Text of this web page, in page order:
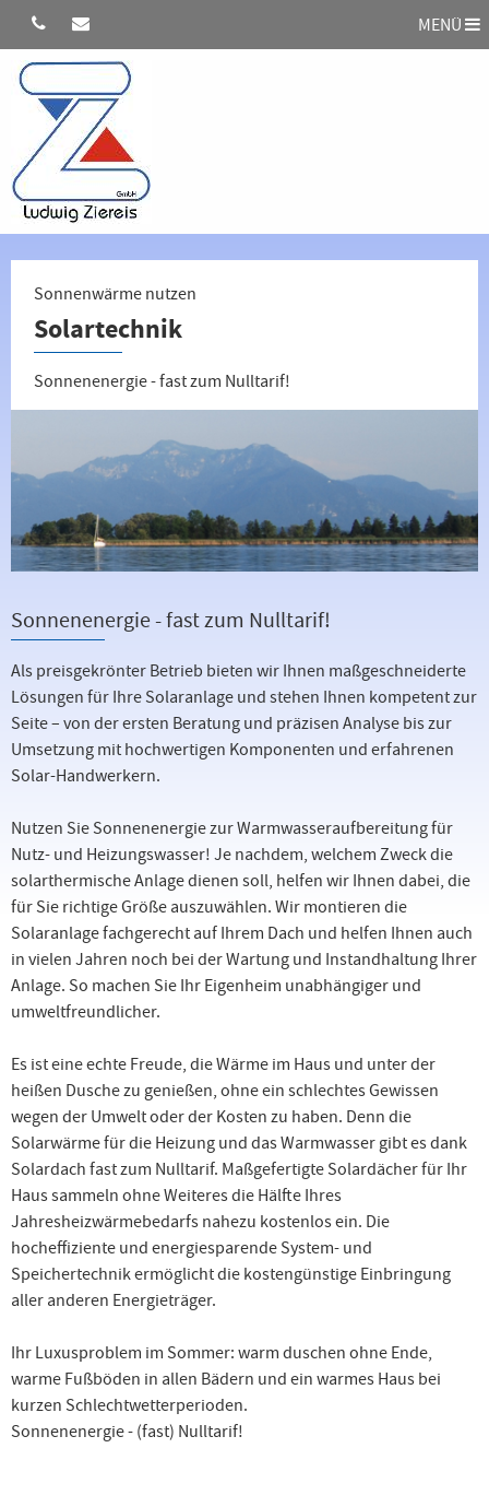
MENÜ
Sonnenwärme nutzen
Solartechnik
Sonnenenergie - fast zum Nulltarif!
Sonnenenergie - fast zum Nulltarif!
Als preisgekrönter Betrieb bieten wir Ihnen maßgeschneiderte
Lösungen für Ihre Solaranlage und stehen Ihnen kompetent zur
Seite – von der ersten Beratung und präzisen Analyse bis zur
Umsetzung mit hochwertigen Komponenten und erfahrenen
Solar-Handwerkern.
Nutzen Sie Sonnenenergie zur Warmwasseraufbereitung für
Nutz- und Heizungswasser! Je nachdem, welchem Zweck die
solarthermische Anlage dienen soll, helfen wir Ihnen dabei, die
für Sie richtige Größe auszuwählen. Wir montieren die
Solaranlage fachgerecht auf Ihrem Dach und helfen Ihnen auch
in vielen Jahren noch bei der Wartung und Instandhaltung Ihrer
Anlage. So machen Sie Ihr Eigenheim unabhängiger und
umweltfreundlicher.
Es ist eine echte Freude, die Wärme im Haus und unter der
heißen Dusche zu genießen, ohne ein schlechtes Gewissen
wegen der Umwelt oder der Kosten zu haben. Denn die
Solarwärme für die Heizung und das Warmwasser gibt es dank
Solardach fast zum Nulltarif. Maßgefertigte Solardächer für Ihr
Haus sammeln ohne Weiteres die Hälfte Ihres
Jahresheizwärmebedarfs nahezu kostenlos ein. Die
hocheffiziente und energiesparende System- und
Speichertechnik ermöglicht die kostengünstige Einbringung
aller anderen Energieträger.
Ihr Luxusproblem im Sommer: warm duschen ohne Ende,
warme Fußböden in allen Bädern und ein warmes Haus bei
kurzen Schlechtwetterperioden.
Sonnenenergie - (fast) Nulltarif!